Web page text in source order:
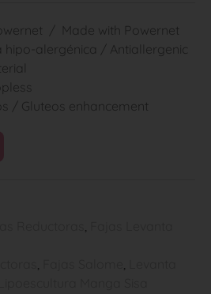
/ Made with Powernet
hipo-alergénica / Antiallergenic
/ Gluteos enhancement